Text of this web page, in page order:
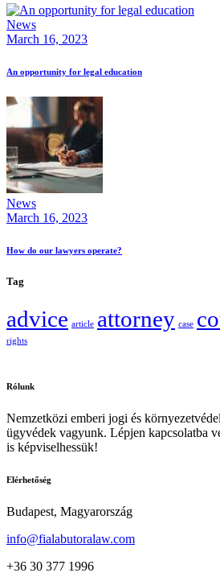
News
March 16, 2023
An opportunity for legal education
News
March 16, 2023
How do our lawyers operate?
Tag
advice article attorney case
rights
Rólunk
Nemzetközi emberi jogi és
ügyvédek vagyunk. Lépjen kapcsolatba
is képviselhessük!
Elérhetőség
Budapest, Magyarország
info@fialabutoralaw.com
+36 30 377 1996